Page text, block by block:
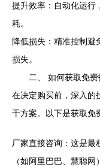
提升效率：自动化运行
耗。
降低损失：精准控制避
损失。
二、 如何获取免费
在决定购买前，深入的
干方案。以下是获取免
厂家直接咨询：这是最
（如阿里巴巴、慧聪